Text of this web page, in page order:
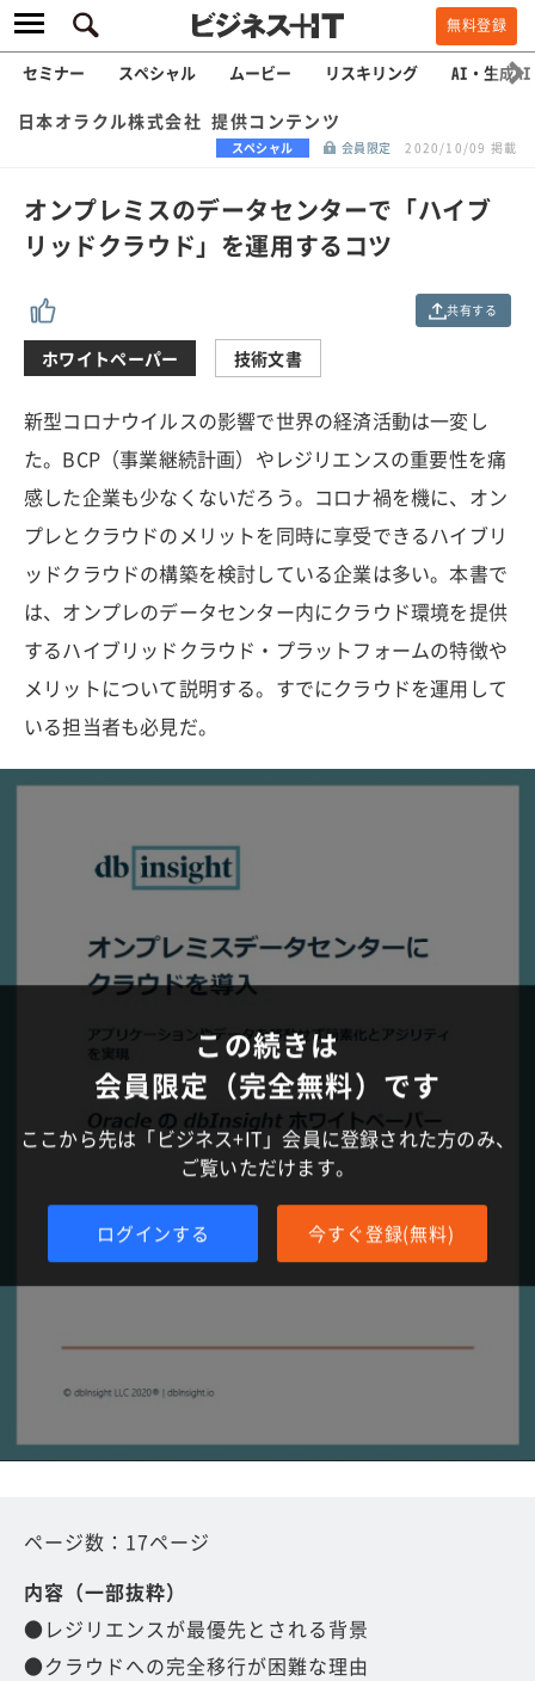
無料登録
セミナー スペシャル ムービー リスキリング AI・生成AI
日本オラクル株式会社 提供コンテンツ
スペシャル 会員限定 2020/10/09 掲載
オンプレミスのデータセンターで「ハイブ
リッドクラウド」を運用するコツ
共有する
ホワイトペーパー 技術文書
新型コロナウイルスの影響で世界の経済活動は一変し
た。BCP（事業継続計画）やレジリエンスの重要性を痛
感した企業も少なくないだろう。コロナ禍を機に、オン
プレとクラウドのメリットを同時に享受できるハイブリ
ッドクラウドの構築を検討している企業は多い。本書で
は、オンプレのデータセンター内にクラウド環境を提供
するハイブリッドクラウド・プラットフォームの特徴や
メリットについて説明する。すでにクラウドを運用して
いる担当者も必見だ。
この続きは
会員限定（完全無料）です
ここから先は「ビジネス+IT」会員に登録された方のみ、
ご覧いただけます。
ログインする 今すぐ登録(無料)
ページ数：17ページ
内容（一部抜粋）
●レジリエンスが最優先とされる背景
●クラウドへの完全移行が困難な理由